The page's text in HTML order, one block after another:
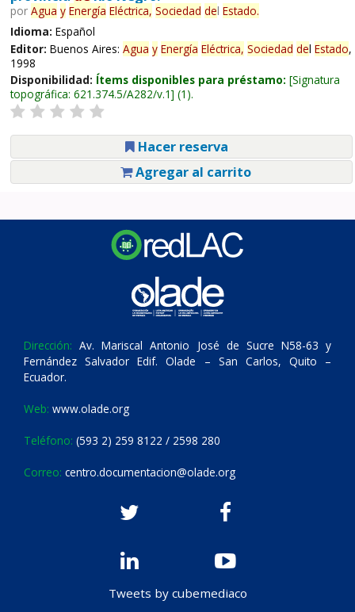
por Agua y Energía Eléctrica, Sociedad del Estado.
Idioma: Español
Editor: Buenos Aires: Agua y Energía Eléctrica, Sociedad del Estado,
1998
Disponibilidad: Ítems disponibles para préstamo: Signatura
topográfica: 621.374.5/A282/v.1 (1).
Hacer reserva
Agregar al carrito
Dirección: Av. Mariscal Antonio José de Sucre N58-63 y
Fernández Salvador Edif. Olade – San Carlos, Quito –
Ecuador.
Web: www.olade.org
Teléfono: (593 2) 259 8122 / 2598 280
Correo: centro.documentacion@olade.org
Tweets by cubemediaco